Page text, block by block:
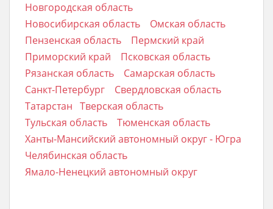
Новгородская область
Новосибирская область
Омская область
Пензенская область
Пермский край
Приморский край
Псковская область
Рязанская область
Самарская область
Санкт-Петербург
Свердловская область
Татарстан Тверская область
Тульская область
Тюменская область
Ханты-Мансийский автономный округ - Югра
Челябинская область
Ямало-Ненецкий автономный округ